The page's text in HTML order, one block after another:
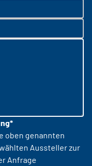
oben genannten
Aussteller zur
Anfrage